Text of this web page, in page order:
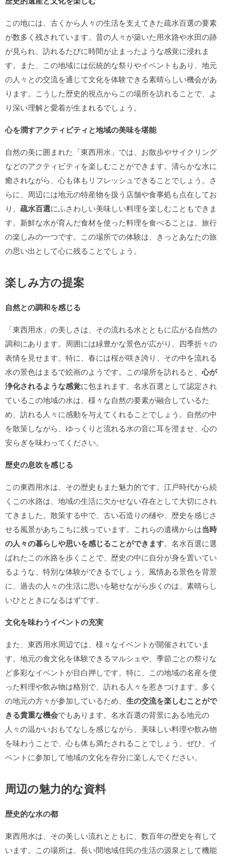
この地には、古くから人々の生活を支えてきた疏水百選の要素
が数多く残されています。昔の人々が築いた用水路や水田の跡
が見られ、訪れるたびに時間が止まったような感覚に浸れま
す。また、この地域には伝統的な祭りやイベントもあり、地元
の人々との交流を通じて文化を体験できる素晴らしい機会があ
ります。こうした歴史的視点からこの場所を訪れることで、よ
り深い理解と愛着が生まれるでしょう。
心を潤すアクティビティと地域の美味を堪能
自然の美に囲まれた「東西用水」では、お散歩やサイクリング
などのアクティビティを楽しむことができます。清らかな水に
癒されながら、心も体もリフレッシュできることでしょう。さ
らに、周辺には地元の特産物を扱う店舗や食事処も点在してお
り、 疏水百選にふさわしい美味しい料理を楽しむこともできま
す。新鮮な水が育んだ食材を使った料理を食べることは、旅行
の楽しみの一つです。この場所での体験は、きっとあなたの旅
の思い出として心に残ることでしょう。
楽しみ方の提案
自然との調和を感じる
「東西用水」の美しさは、その流れる水とともに広がる自然の
調和にあります。周囲には緑豊かな景色が広がり、四季折々の
表情を見せます。特に、春には桜が咲き誇り、その中を流れる
水の景色はまるで絵画のようです。この場所を訪れると、心が
浄化されるような感覚に包まれます。名水百選として認定され
ているこの地域の水は、様々な自然の要素が融合しているた
め、訪れる人々に感動を与えてくれることでしょう。自然の中
を散策しながら、ゆっくりと流れる水の音に耳を澄ませ、心の
安らぎを味わってください。
歴史の息吹を感じる
この東西用水は、その歴史もまた魅力的です。江戸時代から続
くこの水路は、地域の生活に欠かせない存在として大切にされ
てきました。散策する中で、古い石造りの樋や、歴史を感じさ
せる風景があちこちに残っています。これらの遺構からは当時
の人々の暮らしや思いを感じることができます。名水百選に選
ばれたこの水路を歩くことで、歴史の中に自分が身を置いてい
るような、特別な体験ができるでしょう。風情ある景色を背景
に、過去の人々の生活に思いを馳せながら歩くのは、素晴らし
いひとときになるはずです。
文化を味わうイベントの充実
また、東西用水周辺では、様々なイベントが開催されていま
す。地元の食文化を体験できるマルシェや、季節ごとの祭りな
ど多彩なイベントが目白押しです。特に、この地域の名産を使
った料理や飲み物は格別で、訪れる人々を惹きつけます。多く
の地元の方々が参加しているため、 生の交流を楽しむことがで
きる貴重な機会でもあります。名水百選の背景にある地元の
人々の温かいおもてなしを感じながら、美味しい料理や飲み物
を味わうことで、心も体も満たされることでしょう。ぜひ、イ
ベントに参加して地域の文化を存分に楽しんでください。
周辺の魅力的な資料
歴史的な水の都
東西用水は、その美しい流れとともに、数百年の歴史を有して
います。この場所は、長い間地域住民の生活の源泉として機能